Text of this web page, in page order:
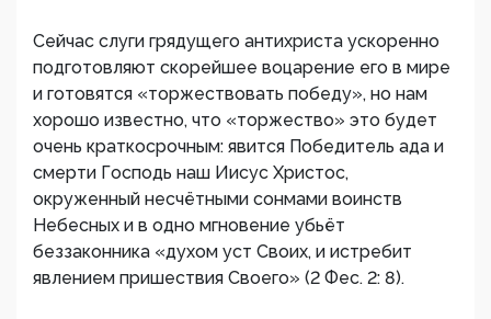
Сейчас слуги грядущего антихриста ускоренно
подготовляют скорейшее воцарение его в мире
и готовятся «торжествовать победу», но нам
хорошо известно, что «торжество» это будет
очень краткосрочным: явится Победитель ада и
смерти Господь наш Иисус Христос,
окруженный несчётными сонмами воинств
Небесных и в одно мгновение убьёт
беззаконника «духом уст Своих, и истребит
явлением пришествия Своего» (2 Фес. 2: 8).